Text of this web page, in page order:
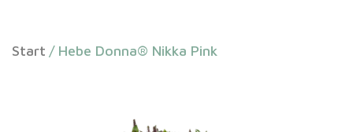
Start / Hebe Donna® Nikka Pink